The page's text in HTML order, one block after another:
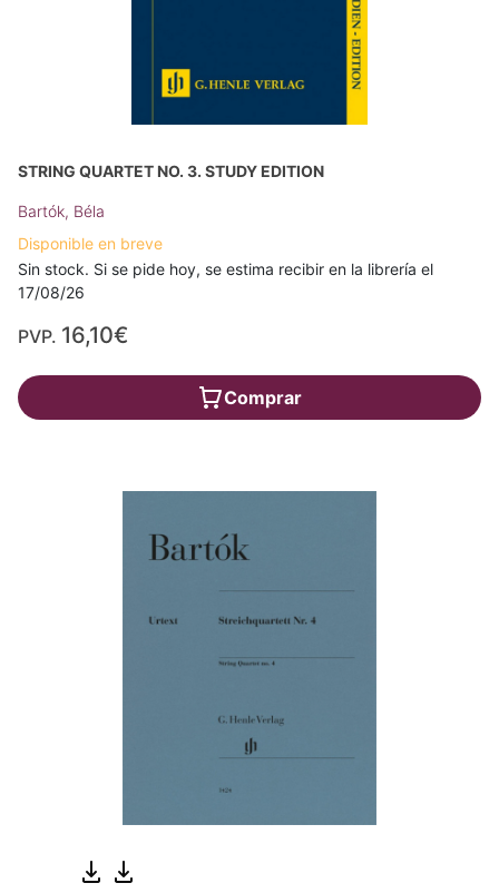
STRING QUARTET NO. 3. STUDY EDITION
Bartók, Béla
Disponible en breve
Sin stock. Si se pide hoy, se estima recibir en la librería el
17/08/26
PVP. 16,10€
Comprar